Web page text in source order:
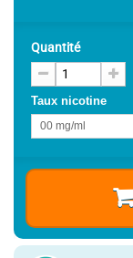
Quantité
Taux nicotine
00 mg/ml